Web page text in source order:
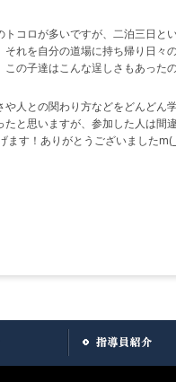
コロが多いですが、二泊三日と
れを自分の道場に持ち帰り日々
の子達はこんな逞しさもあった
人との関わり方などをどんどん
と思いますが、参加した人は間
ます！ありがとうございました